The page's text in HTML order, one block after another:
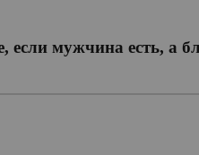
мужчина есть, а